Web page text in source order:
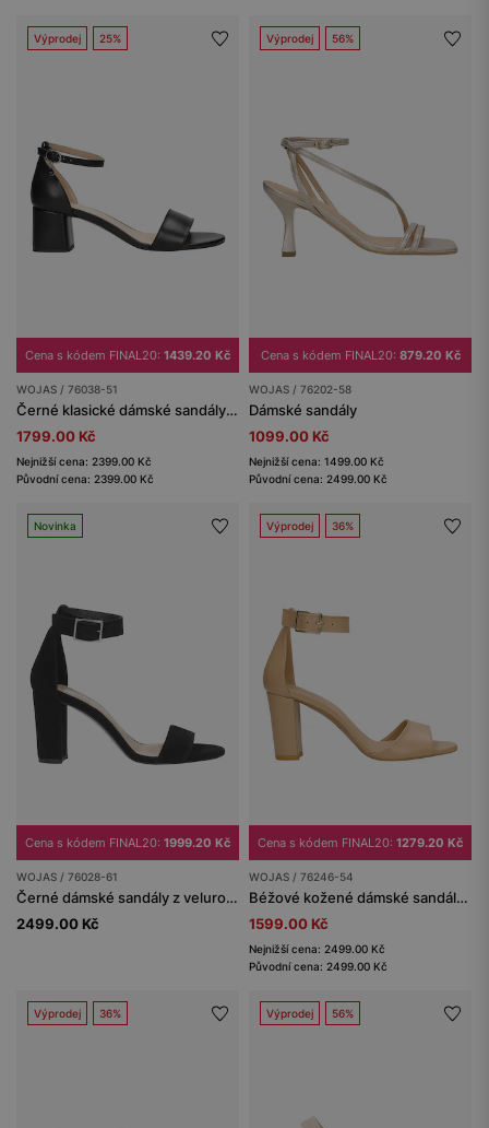
Výprodej 25%
Cena s kódem FINAL20: 1439.20 Kč
WOJAS / 76038-51
Černé klasické dámské sandály na podpatku
1799.00 Kč
Nejnižší cena: 2399.00 Kč
Původní cena: 2399.00 Kč
Výprodej 56%
Cena s kódem FINAL20: 879.20 Kč
WOJAS / 76202-58
Dámské sandály
1099.00 Kč
Nejnižší cena: 1499.00 Kč
Původní cena: 2499.00 Kč
Novinka
Cena s kódem FINAL20: 1999.20 Kč
WOJAS / 76028-61
Černé dámské sandály z velurové kůže s vysokým podpatkem
2499.00 Kč
Výprodej 36%
Cena s kódem FINAL20: 1279.20 Kč
WOJAS / 76246-54
Béžové kožené dámské sandály na sloupku
1599.00 Kč
Nejnižší cena: 2499.00 Kč
Původní cena: 2499.00 Kč
Výprodej 36% Výprodej 56%